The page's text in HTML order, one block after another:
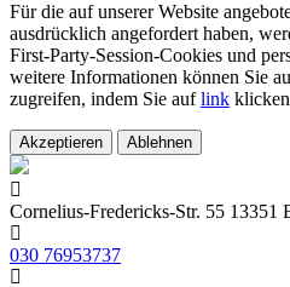
Für die auf unserer Website
ausdrücklich angefordert haben,
First-Party-Session-Cookies und
weitere Informationen können Sie
zugreifen, indem Sie auflink
Akzeptieren Ablehnen
Cornelius-Fredericks-Str. 55 13351
030 76953737